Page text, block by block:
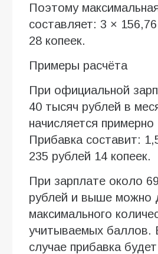
Поэтому
составляет: 3 ×
28 копеек.
Примеры расчёта
При официальной
40 тысяч рублей в
начисляется
Прибавка составит:
235 рублей 14 копеек.
При зарплате около
рублей и выше можно
максимального
учитываемых баллов.
случае прибавка